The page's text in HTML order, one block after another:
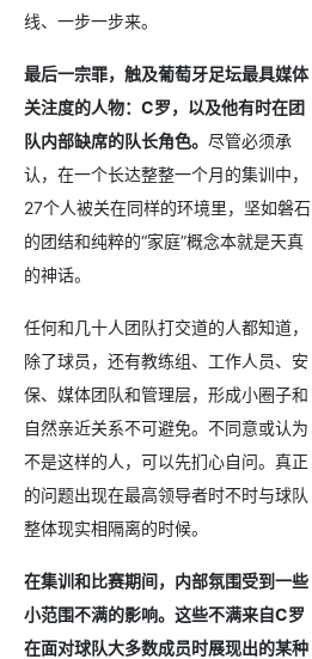
线、一步一步来。
最后一宗罪，触及葡萄牙足坛最具媒体
关注度的人物：C罗，以及他有时在团
队内部缺席的队长角色。 尽管必须承
认，在一个长达整整一个月的集训中，
27个人被关在同样的环境里，坚如磐石
的团结和纯粹的“家庭”概念本就是天真
的神话。
任何和几十人团队打交道的人都知道，
除了球员，还有教练组、工作人员、安
保、媒体团队和管理层，形成小圈子和
自然亲近关系不可避免。不同意或认为
不是这样的人，可以先扪心自问。真正
的问题出现在最高领导者时不时与球队
整体现实相隔离的时候。
在集训和比赛期间，内部氛围受到一些
小范围不满的影响。这些不满来自C罗
在面对球队大多数成员时展现出的某种